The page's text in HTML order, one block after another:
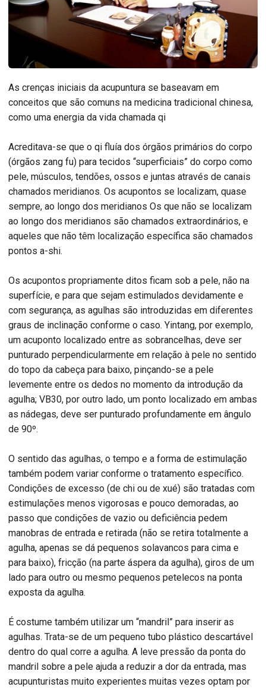
As crenças iniciais da acupuntura se baseavam em
conceitos que são comuns na medicina tradicional chinesa,
como uma energia da vida chamada qi
Acreditava-se que o qi fluía dos órgãos primários do corpo
(órgãos zang fu) para tecidos “superficiais” do corpo como
pele, músculos, tendões, ossos e juntas através de canais
chamados meridianos. Os acupontos se localizam, quase
sempre, ao longo dos meridianos Os que não se localizam
ao longo dos meridianos são chamados extraordinários, e
aqueles que não têm localização específica são chamados
pontos a-shi.
Os acupontos propriamente ditos ficam sob a pele, não na
superfície, e para que sejam estimulados devidamente e
com segurança, as agulhas são introduzidas em diferentes
graus de inclinação conforme o caso. Yintang, por exemplo,
um acuponto localizado entre as sobrancelhas, deve ser
punturado perpendicularmente em relação à pele no sentido
do topo da cabeça para baixo, pinçando-se a pele
levemente entre os dedos no momento da introdução da
agulha; VB30, por outro lado, um ponto localizado em ambas
as nádegas, deve ser punturado profundamente em ângulo
de 90º.
O sentido das agulhas, o tempo e a forma de estimulação
também podem variar conforme o tratamento específico.
Condições de excesso (de chi ou de xué) são tratadas com
estimulações menos vigorosas e pouco demoradas, ao
passo que condições de vazio ou deficiência pedem
manobras de entrada e retirada (não se retira totalmente a
agulha, apenas se dá pequenos solavancos para cima e
para baixo), fricção (na parte áspera da agulha), giros de um
lado para outro ou mesmo pequenos petelecos na ponta
exposta da agulha.
É costume também utilizar um “mandril” para inserir as
agulhas. Trata-se de um pequeno tubo plástico descartável
dentro do qual corre a agulha. A leve pressão da ponta do
mandril sobre a pele ajuda a reduzir a dor da entrada, mas
acupunturistas muito experientes muitas vezes optam por